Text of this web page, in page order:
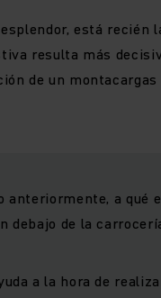
está recién
resulta más
de un montacargas
a qué
debajo de la
a la hora de